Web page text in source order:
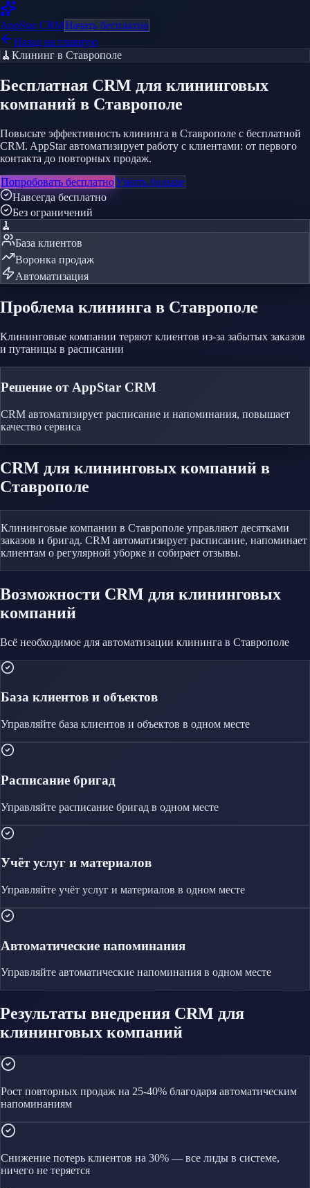
AppStarCRMНачать бесплатно
Назад на главную
🧹 Клининг в Ставрополе
Бесплатная CRM для клининговых
компаний в Ставрополе
Повысьте эффективность клининга в Ставрополе с бесплатной
CRM. AppStar автоматизирует работу с клиентами: от первого
контакта до повторных продаж.
Попробовать бесплатноУзнать больше
Навсегда бесплатно
Без ограничений
🧹
База клиентов
Воронка продаж
Автоматизация
Проблема клининга в Ставрополе
Клининговые компании теряют клиентов из-за забытых заказов
и путаницы в расписании
Решение от AppStar CRM
CRM автоматизирует расписание и напоминания, повышает
качество сервиса
CRM для клининговых компаний в
Ставрополе
Клининговые компании в Ставрополе управляют десятками
заказов и бригад. CRM автоматизирует расписание, напоминает
клиентам о регулярной уборке и собирает отзывы.
Возможности CRM для клининговых
компаний
Всё необходимое для автоматизации клининга в Ставрополе
База клиентов и объектов
Управляйте база клиентов и объектов в одном месте
Расписание бригад
Управляйте расписание бригад в одном месте
Учёт услуг и материалов
Управляйте учёт услуг и материалов в одном месте
Автоматические напоминания
Управляйте автоматические напоминания в одном месте
Результаты внедрения CRM для
клининговых компаний
Рост повторных продаж на 25-40% благодаря автоматическим
напоминаниям
Снижение потерь клиентов на 30% — все лиды в системе,
ничего не теряется